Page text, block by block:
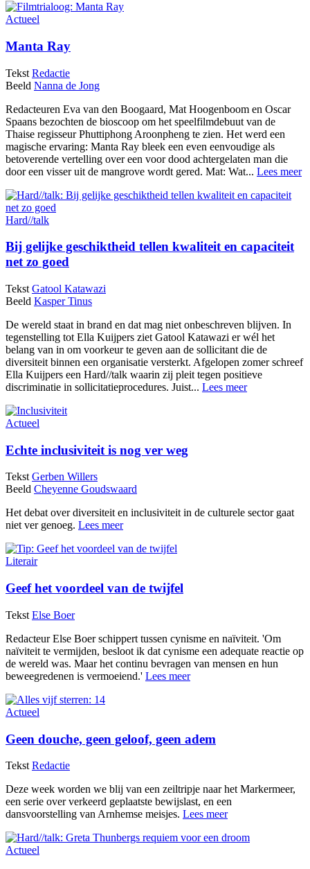
Actueel
Manta Ray
Tekst Redactie
Beeld Nanna de Jong
Redacteuren Eva van den Boogaard, Mat Hoogenboom en Oscar
Spaans bezochten de bioscoop om het speelfilmdebuut van de
Thaise regisseur Phuttiphong Aroonpheng te zien. Het werd een
magische ervaring: Manta Ray bleek een even eenvoudige als
betoverende vertelling over een voor dood achtergelaten man die
door een visser uit de mangrove wordt gered. Mat: Wat... Lees meer
Hard//talk
Bij gelijke geschiktheid tellen kwaliteit en capaciteit
net zo goed
Tekst Gatool Katawazi
Beeld Kasper Tinus
De wereld staat in brand en dat mag niet onbeschreven blijven. In
tegenstelling tot Ella Kuijpers ziet Gatool Katawazi er wél het
belang van in om voorkeur te geven aan de sollicitant die de
diversiteit binnen een organisatie versterkt. Afgelopen zomer schreef
Ella Kuijpers een Hard//talk waarin zij pleit tegen positieve
discriminatie in sollicitatieprocedures. Juist... Lees meer
Actueel
Echte inclusiviteit is nog ver weg
Tekst Gerben Willers
Beeld Cheyenne Goudswaard
Het debat over diversiteit en inclusiviteit in de culturele sector gaat
niet ver genoeg. Lees meer
Literair
Geef het voordeel van de twijfel
Tekst Else Boer
Redacteur Else Boer schippert tussen cynisme en naïviteit. 'Om
naïviteit te vermijden, besloot ik dat cynisme een adequate reactie op
de wereld was. Maar het continu bevragen van mensen en hun
beweegredenen is vermoeiend.' Lees meer
Actueel
Geen douche, geen geloof, geen adem
Tekst Redactie
Deze week worden we blij van een zeiltripje naar het Markermeer,
een serie over verkeerd geplaatste bewijslast, en een
dansvoorstelling van Arnhemse meisjes. Lees meer
Actueel